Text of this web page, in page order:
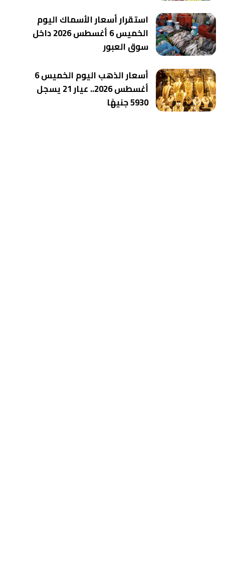
استقرار أسعار الأسماك اليوم
الخميس 6 أغسطس 2026 داخل
سوق العبور
أسعار الذهب اليوم الخميس 6
أغسطس 2026.. عيار 21 يسجل
5930 جنيهًا